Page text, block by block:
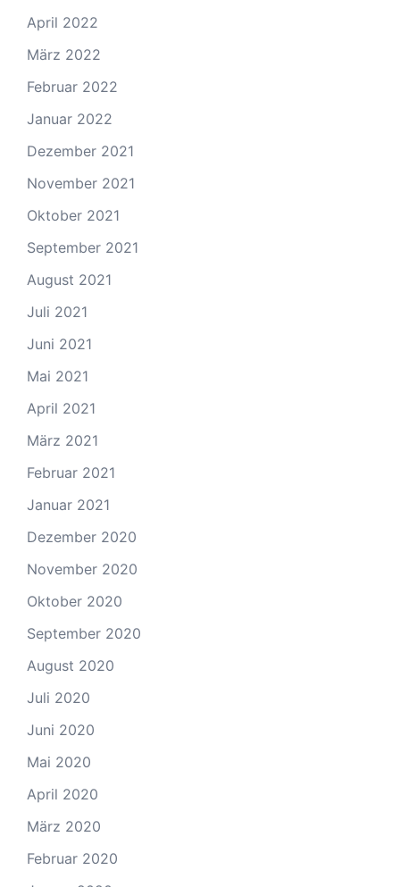
April 2022
März 2022
Februar 2022
Januar 2022
Dezember 2021
November 2021
Oktober 2021
September 2021
August 2021
Juli 2021
Juni 2021
Mai 2021
April 2021
März 2021
Februar 2021
Januar 2021
Dezember 2020
November 2020
Oktober 2020
September 2020
August 2020
Juli 2020
Juni 2020
Mai 2020
April 2020
März 2020
Februar 2020